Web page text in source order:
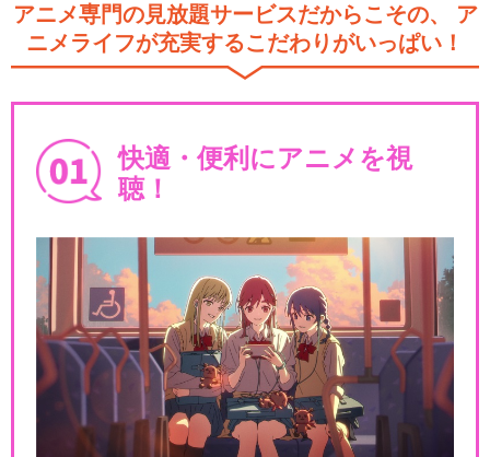
アニメ専門の見放題サービスだからこその、
ア
ニメライフが充実するこだわりがいっぱい！
快適・便利にアニメを視
聴！